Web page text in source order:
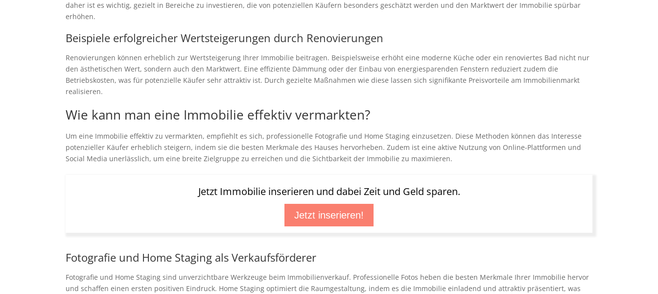
daher ist es wichtig, gezielt in Bereiche zu investieren, die von potenziellen Käufern besonders geschätzt werden und den Marktwert der Immobilie spürbar
erhöhen.
Beispiele erfolgreicher Wertsteigerungen durch Renovierungen
Renovierungen können erheblich zur Wertsteigerung Ihrer Immobilie beitragen. Beispielsweise erhöht eine moderne Küche oder ein renoviertes Bad nicht nur
den ästhetischen Wert, sondern auch den Marktwert. Eine effiziente Dämmung oder der Einbau von energiesparenden Fenstern reduziert zudem die
Betriebskosten, was für potenzielle Käufer sehr attraktiv ist. Durch gezielte Maßnahmen wie diese lassen sich signifikante Preisvorteile am Immobilienmarkt
realisieren.
Wie kann man eine Immobilie effektiv vermarkten?
Um eine Immobilie effektiv zu vermarkten, empfiehlt es sich, professionelle Fotografie und Home Staging einzusetzen. Diese Methoden können das Interesse
potenzieller Käufer erheblich steigern, indem sie die besten Merkmale des Hauses hervorheben. Zudem ist eine aktive Nutzung von Online-Plattformen und
Social Media unerlässlich, um eine breite Zielgruppe zu erreichen und die Sichtbarkeit der Immobilie zu maximieren.
Jetzt Immobilie inserieren und dabei Zeit und Geld sparen.
Jetzt inserieren!
Fotografie und Home Staging als Verkaufsförderer
Fotografie und Home Staging sind unverzichtbare Werkzeuge beim Immobilienverkauf. Professionelle Fotos heben die besten Merkmale Ihrer Immobilie hervor
und schaffen einen ersten positiven Eindruck. Home Staging optimiert die Raumgestaltung, indem es die Immobilie einladend und attraktiv präsentiert, was